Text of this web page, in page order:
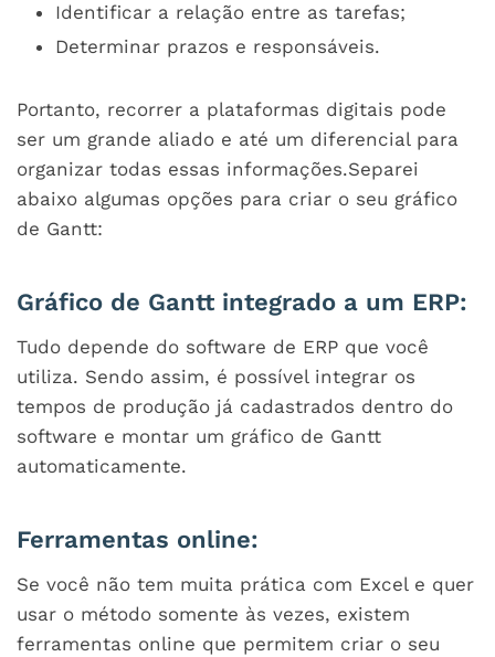
Identificar a relação entre as tarefas;
Determinar prazos e responsáveis.
Portanto, recorrer a plataformas digitais pode
ser um grande aliado e até um diferencial para
organizar todas essas informações.Separei
abaixo algumas opções para criar o seu gráfico
de Gantt:
Gráfico de Gantt integrado a um ERP:
Tudo depende do software de ERP que você
utiliza. Sendo assim, é possível integrar os
tempos de produção já cadastrados dentro do
software e montar um gráfico de Gantt
automaticamente.
Ferramentas online:
Se você não tem muita prática com Excel e quer
usar o método somente às vezes, existem
ferramentas online que permitem criar o seu